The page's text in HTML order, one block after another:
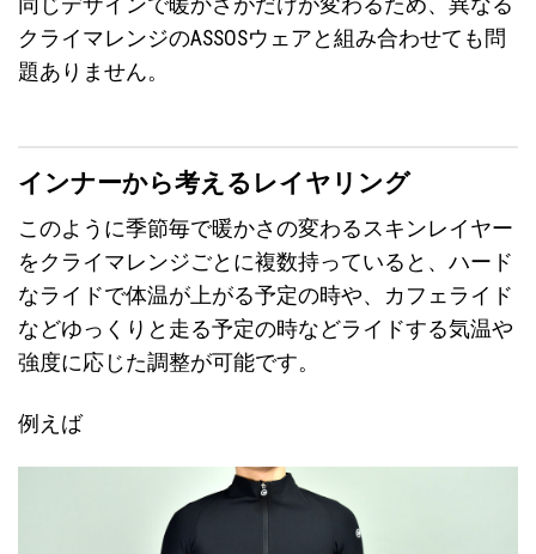
同じデザインで暖かさがだけが変わるため、異なる
クライマレンジのASSOSウェアと組み合わせても問
題ありません。
インナーから考えるレイヤリング
このように季節毎で暖かさの変わるスキンレイヤー
をクライマレンジごとに複数持っていると、ハード
なライドで体温が上がる予定の時や、カフェライド
などゆっくりと走る予定の時などライドする気温や
強度に応じた調整が可能です。
例えば